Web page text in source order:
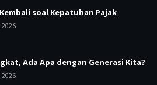
soal Kepatuhan Pajak
Ada Apa dengan Generasi Kita?